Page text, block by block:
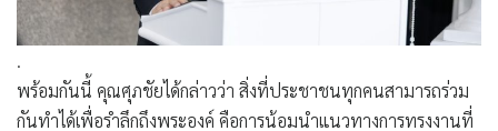
.
พร้อมกันนี้ คุณศุภชัยได้กล่าวว่า สิ่งที่ประชาชนทุกคนสามารถร่วม
กันทำได้เพื่อรำลึกถึงพระองค์ คือการน้อมนำแนวทางการทรงงานที่